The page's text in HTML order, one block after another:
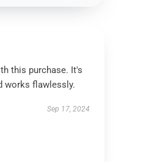
this purchase. It's
works flawlessly.
Sep 17, 2024